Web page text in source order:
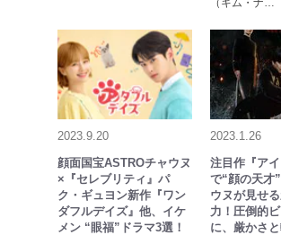
（キム・ナ…
2023.9.20
顔面国宝ASTROチャウヌ
×『セレブリティ』パ
ク・ギュヨン新作『ワン
ダフルデイズ』他、イケ
メン “眼福”ドラマ3選！
2023.1.26
注目作『アイ
で“顔の天才
ウヌが見せ
力！圧倒的
に、厳かさ